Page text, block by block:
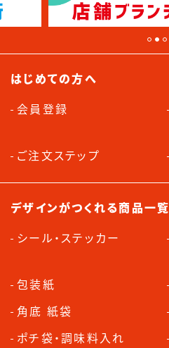
はじめての方へ
会員登録
ご注文ステップ
デザインがつくれる商品一覧
シール・ステッカー
包装紙
角底 紙袋
ポチ袋・調味料入れ